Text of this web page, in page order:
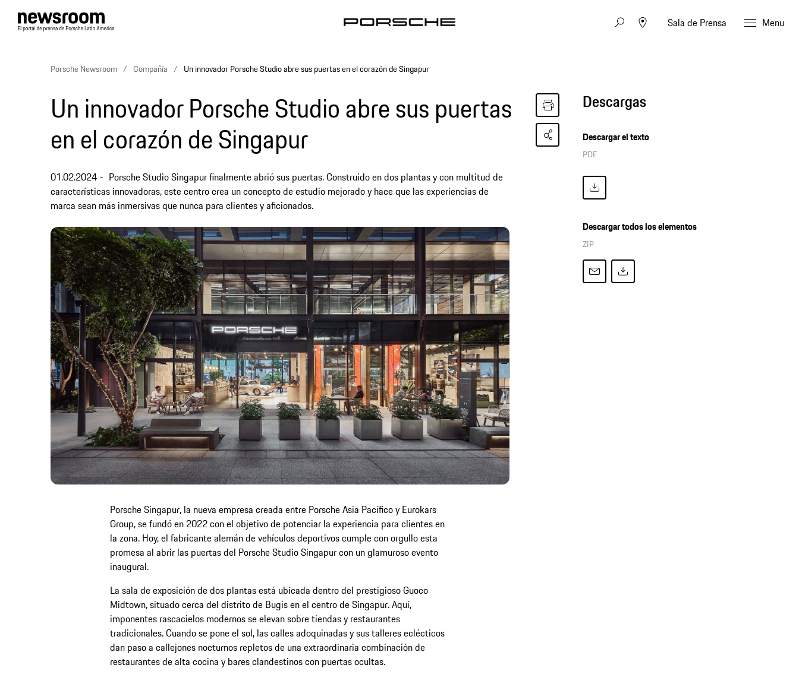
Sala de Prensa Menu
Porsche Newsroom Compañía Un innovador Porsche Studio abre sus puertas en el corazón de Singapur
Un innovador Porsche Studio abre sus puertas
en el corazón de Singapur
01.02.2024
Porsche Studio Singapur finalmente abrió sus puertas. Construido en dos plantas y con multitud de
características innovadoras, este centro crea un concepto de estudio mejorado y hace que las experiencias de
marca sean más inmersivas que nunca para clientes y aficionados. ​
Porsche Singapur, la nueva empresa creada entre Porsche Asia Pacífico y Eurokars
Group, se fundó en 2022 con el objetivo de potenciar la experiencia para clientes en
la zona. Hoy, el fabricante alemán de vehículos deportivos cumple con orgullo esta
promesa al abrir las puertas del Porsche Studio Singapur con un glamuroso evento
inaugural.
La sala de exposición de dos plantas está ubicada dentro del prestigioso Guoco
Midtown, situado cerca del distrito de Bugis en el centro de Singapur. Aquí,
imponentes rascacielos modernos se elevan sobre tiendas y restaurantes
tradicionales. Cuando se pone el sol, las calles adoquinadas y sus talleres eclécticos
dan paso a callejones nocturnos repletos de una extraordinaria combinación de
restaurantes de alta cocina y bares clandestinos con puertas ocultas.
Descargas
Descargar el texto
PDF
Descargar todos los elementos
ZIP